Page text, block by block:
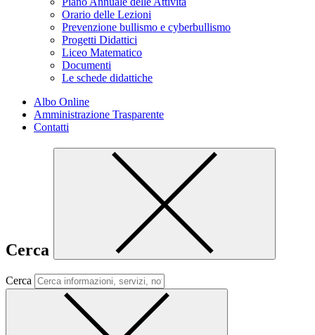
Orario delle Lezioni
Prevenzione bullismo e cyberbullismo
Progetti Didattici
Liceo Matematico
Documenti
Le schede didattiche
Albo Online
Amministrazione Trasparente
Contatti
Cerca
Cerca